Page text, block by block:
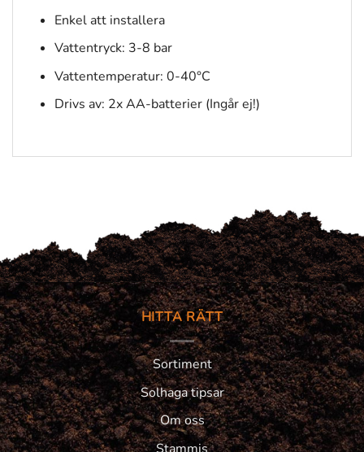
Enkel att installera
Vattentryck: 3-8 bar
Vattentemperatur: 0-40°C
Drivs av: 2x AA-batterier (Ingår ej!)
HITTA RÄTT
Sortiment
Solhaga tipsar
Om oss